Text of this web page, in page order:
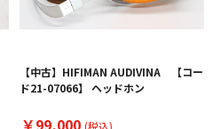
【中古】HIFIMAN AUDIVINA 【コー
ド21-07066】 ヘッドホン
￥99,000 (税込)